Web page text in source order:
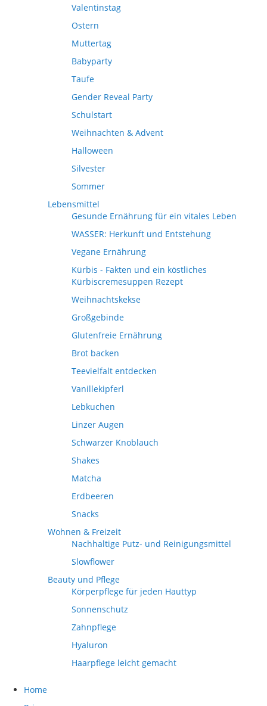
Valentinstag
Ostern
Muttertag
Babyparty
Taufe
Gender Reveal Party
Schulstart
Weihnachten & Advent
Halloween
Silvester
Sommer
Lebensmittel
Gesunde Ernährung für ein vitales Leben
WASSER: Herkunft und Entstehung
Vegane Ernährung
Kürbis - Fakten und ein köstliches
Kürbiscremesuppen Rezept
Weihnachtskekse
Großgebinde
Glutenfreie Ernährung
Brot backen
Teevielfalt entdecken
Vanillekipferl
Lebkuchen
Linzer Augen
Schwarzer Knoblauch
Shakes
Matcha
Erdbeeren
Snacks
Wohnen & Freizeit
Nachhaltige Putz- und Reinigungsmittel
Slowflower
Beauty und Pflege
Körperpflege für jeden Hauttyp
Sonnenschutz
Zahnpflege
Hyaluron
Haarpflege leicht gemacht
Home